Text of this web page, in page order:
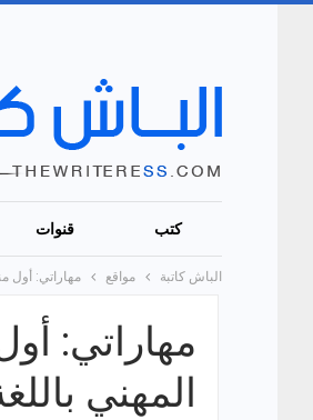
كتب قنوات
الباش كاتبة مواقع مهاراتي: أول
مهاراتي:
المهني